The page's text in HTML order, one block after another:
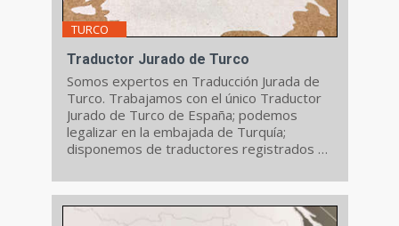
TURCO
Traductor Jurado de Turco
Somos expertos en Traducción Jurada de
Turco. Trabajamos con el único Traductor
Jurado de Turco de España; podemos
legalizar en la embajada de Turquía;
disponemos de traductores registrados en